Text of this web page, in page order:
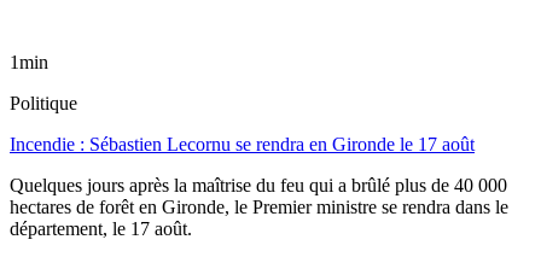
1min
Politique
Incendie : Sébastien Lecornu se rendra en Gironde le 17 août
Quelques jours après la maîtrise du feu qui a brûlé plus de 40 000
hectares de forêt en Gironde, le Premier ministre se rendra dans le
département, le 17 août.